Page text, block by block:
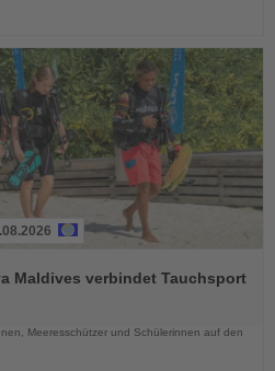
Maldives verbindet Tauchsport
Meeresschützer und Schülerinnen auf den